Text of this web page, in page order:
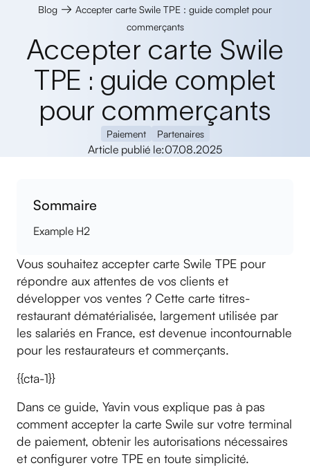
Blog → Accepter carte Swile TPE : guide complet pour
commerçants
Accepter carte Swile
TPE : guide complet
pour commerçants
Paiement Partenaires
Article publié le:07.08.2025
Sommaire
Example H2
Vous souhaitez accepter carte Swile TPE pour
répondre aux attentes de vos clients et
développer vos ventes ? Cette carte titres-
restaurant dématérialisée, largement utilisée par
les salariés en France, est devenue incontournable
pour les restaurateurs et commerçants.
{{cta-1}}
Dans ce guide, Yavin vous explique pas à pas
comment accepter la carte Swile sur votre terminal
de paiement, obtenir les autorisations nécessaires
et configurer votre TPE en toute simplicité.